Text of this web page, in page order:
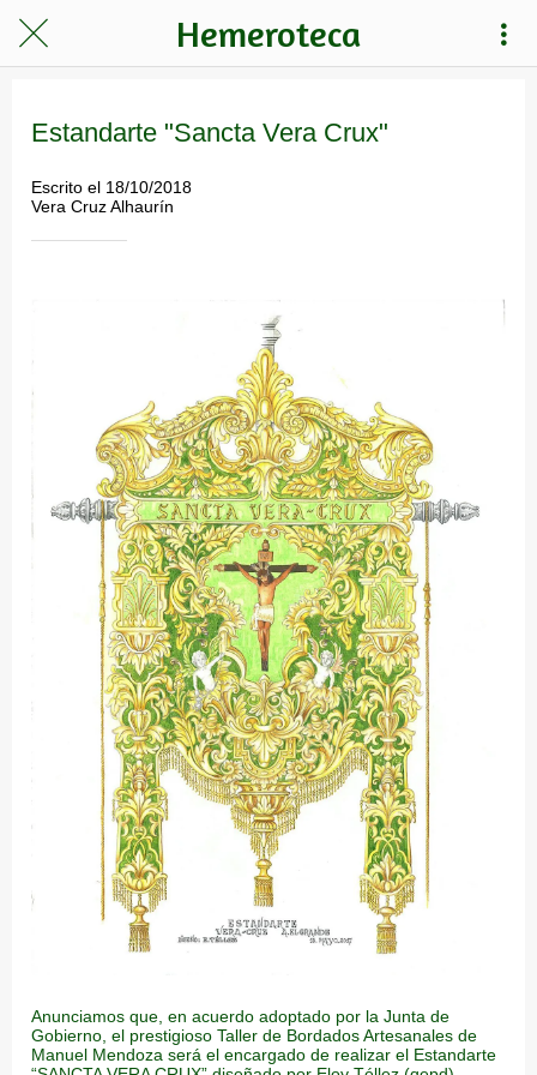
Hemeroteca
Estandarte "Sancta Vera Crux"
Escrito el 18/10/2018
Vera Cruz Alhaurín
Anunciamos que, en acuerdo adoptado por la Junta de
Gobierno, el prestigioso Taller de Bordados Artesanales de
Manuel Mendoza será el encargado de realizar el Estandarte